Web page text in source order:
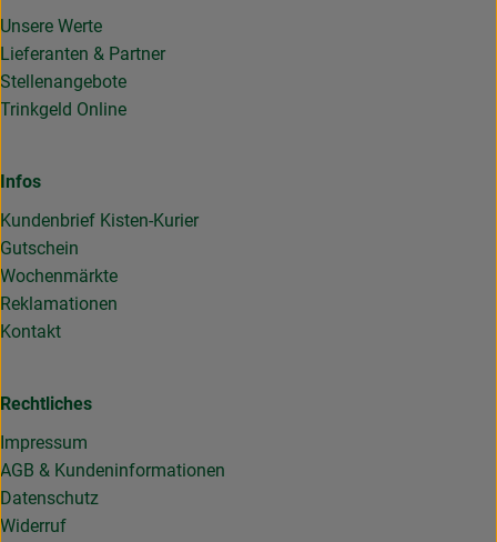
Unsere Werte
Lieferanten & Partner
Stellenangebote
Trinkgeld Online
Infos
Kundenbrief Kisten-Kurier
Gutschein
Wochenmärkte
Reklamationen
Kontakt
Rechtliches
Impressum
AGB & Kundeninformationen
Datenschutz
Widerruf